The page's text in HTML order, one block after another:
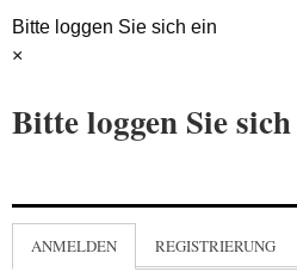
Bitte loggen Sie sich ein
×
Bitte loggen Sie
ANMELDEN REGISTRIERUNG